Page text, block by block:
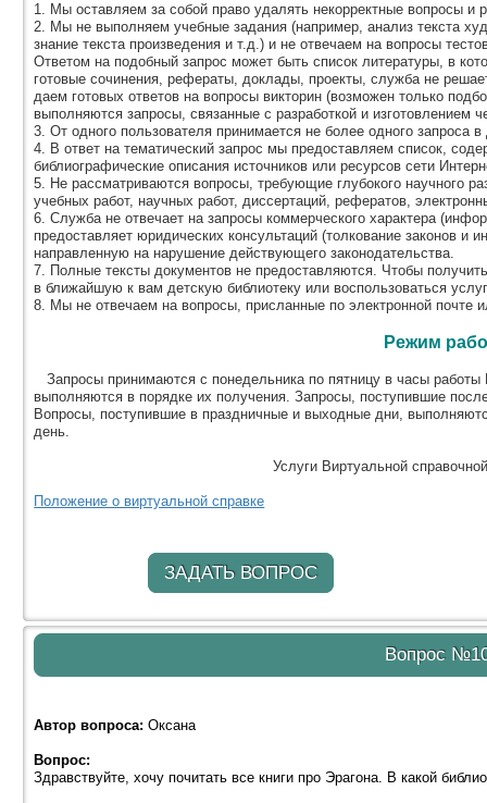
1. Мы оставляем за собой право удалять некорректные вопросы и
2. Мы не выполняем учебные задания (например, анализ текста
знание текста произведения и т.д.) и не отвечаем на вопросы
Ответом на подобный запрос может быть список литературы, в
готовые сочинения, рефераты, доклады, проекты, служба не
даем готовых ответов на вопросы викторин (возможен только
выполняются запросы, связанные с разработкой и изготовлением
3. От одного пользователя принимается не более одного запроса в
4. В ответ на тематический запрос мы предоставляем список,
библиографические описания источников или ресурсов сети
5. Не рассматриваются вопросы, требующие глубокого научного
учебных работ, научных работ, диссертаций, рефератов,
6. Служба не отвечает на запросы коммерческого характера
предоставляет юридических консультаций (толкование законов
направленную на нарушение действующего законодательства.
7. Полные тексты документов не предоставляются. Чтобы
в ближайшую к вам детскую библиотеку или воспользоваться
8. Мы не отвечаем на вопросы, присланные по электронной почте
Режим
Запросы принимаются с понедельника по пятницу в часы
выполняются в порядке их получения. Запросы, поступившие
Вопросы, поступившие в праздничные и выходные дни,
день.
Услуги Виртуальной
Положение о виртуальной справке
ЗАДАТЬ ВОПРОС
Вопрос
Автор вопроса: Оксана
Вопрос:
Здравствуйте, хочу почитать все книги про Эрагона. В какой